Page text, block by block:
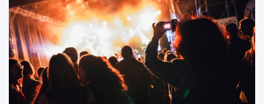
w
c
e
w
c
ó
w
z
d
r
ó